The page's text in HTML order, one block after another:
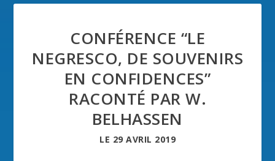
CONFÉRENCE “LE
NEGRESCO, DE SOUVENIRS
EN CONFIDENCES”
RACONTÉ PAR W.
BELHASSEN
LE 29 AVRIL 2019